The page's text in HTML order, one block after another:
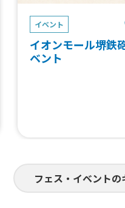
イベント
イオンモール堺
ベント
フェス・イベント